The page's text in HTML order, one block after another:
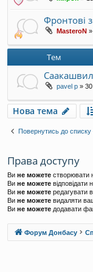
Фронтові
MasteroN »
Тем
pavel p »
Нова тема
Повернутись до
Права доступу
Ви не можете створювати
Ви не можете
Ви не можете редагувати
Ви не можете видаляти
Ви не можете додавати
Форум Донбасу